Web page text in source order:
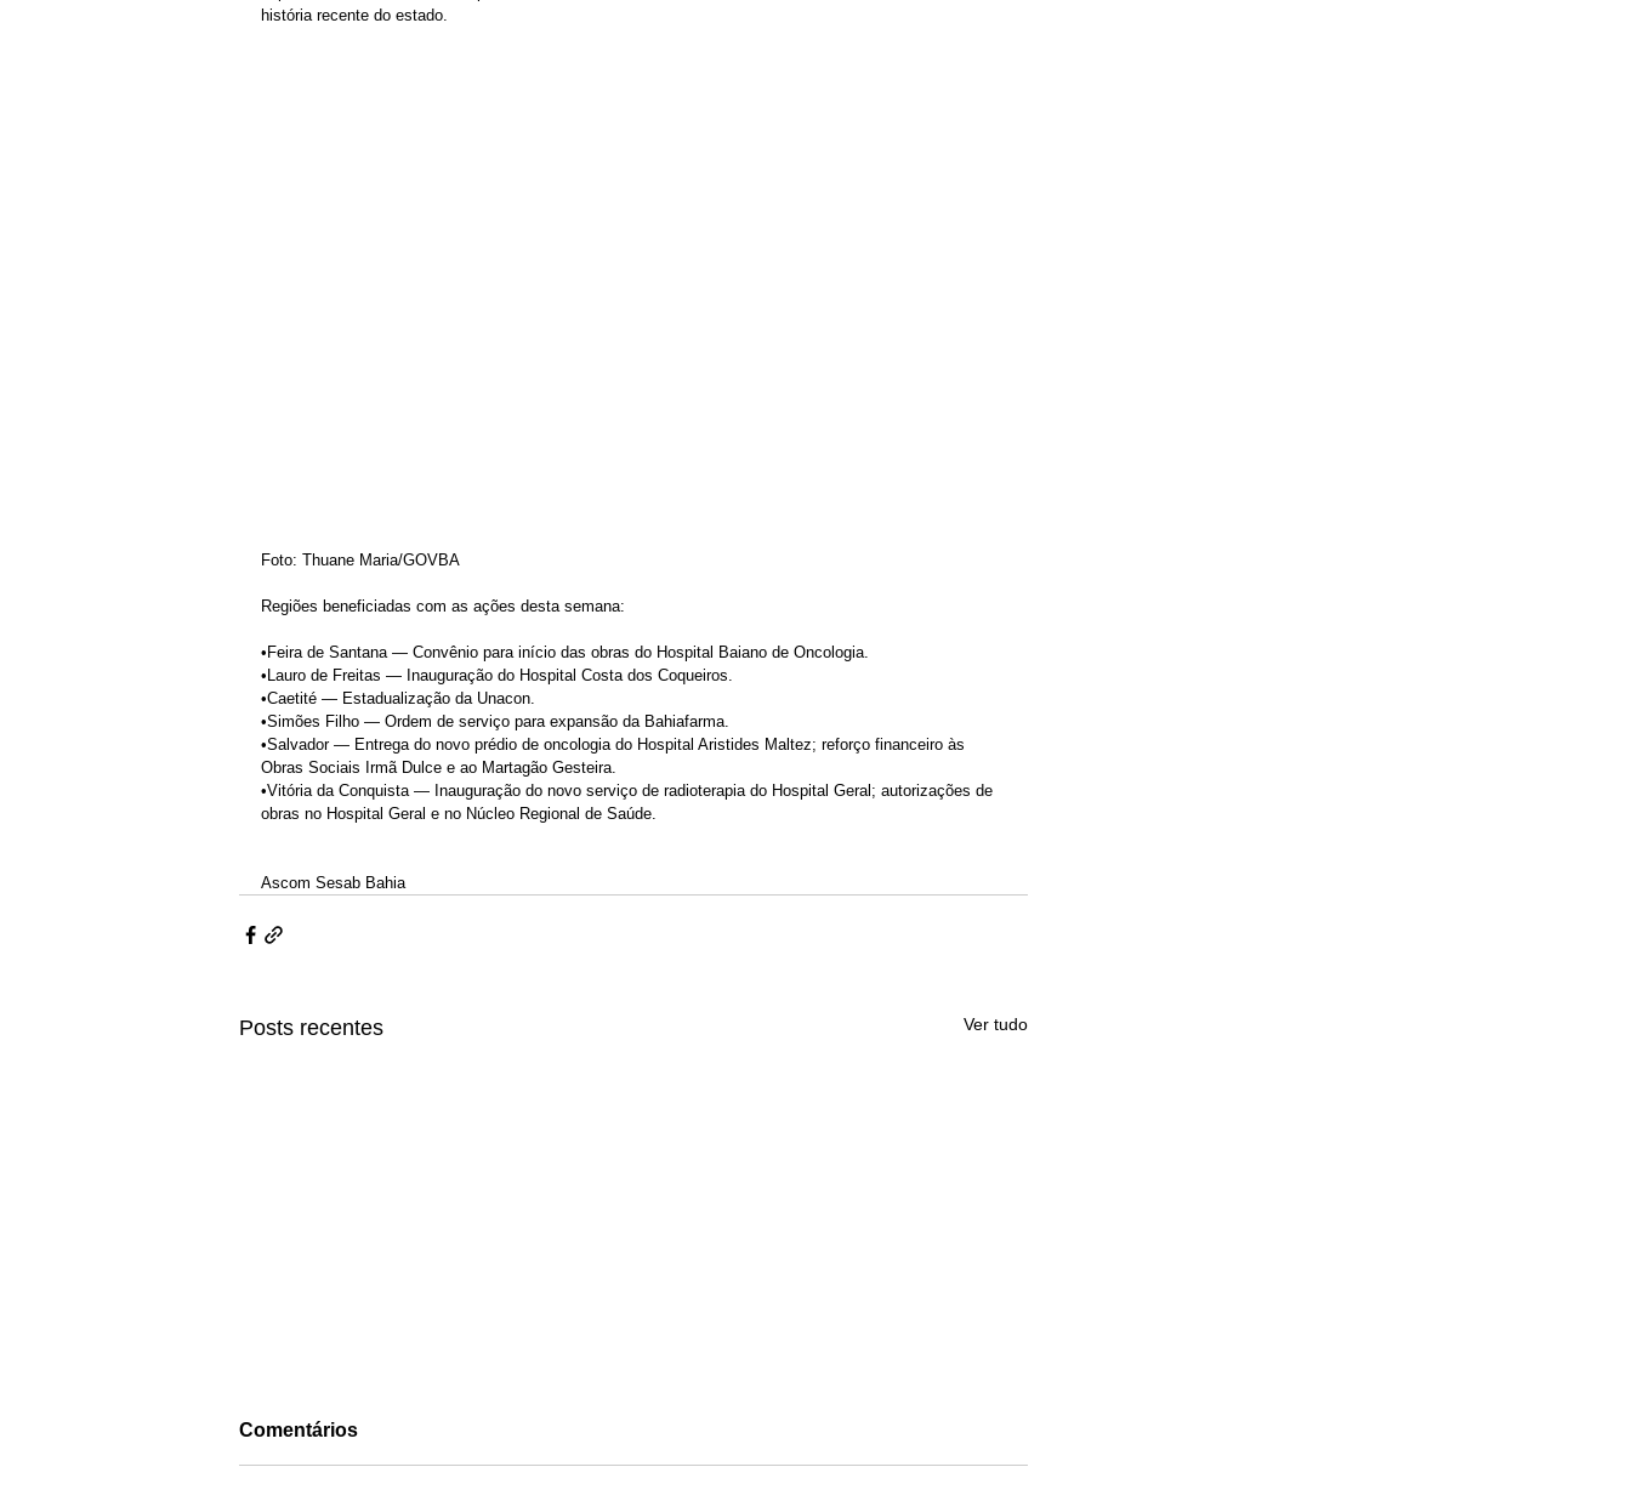
história recente do estado.
Foto: Thuane Maria/GOVBA
Regiões beneficiadas com as ações desta semana:
•Feira de Santana — Convênio para início das obras do Hospital Baiano de Oncologia.
•Lauro de Freitas — Inauguração do Hospital Costa dos Coqueiros.
•Caetité — Estadualização da Unacon.
•Simões Filho — Ordem de serviço para expansão da Bahiafarma.
•Salvador — Entrega do novo prédio de oncologia do Hospital Aristides Maltez; reforço financeiro às
Obras Sociais Irmã Dulce e ao Martagão Gesteira.
•Vitória da Conquista — Inauguração do novo serviço de radioterapia do Hospital Geral; autorizações de
obras no Hospital Geral e no Núcleo Regional de Saúde.
Ascom Sesab Bahia
Posts recentes Ver tudo
Comentários